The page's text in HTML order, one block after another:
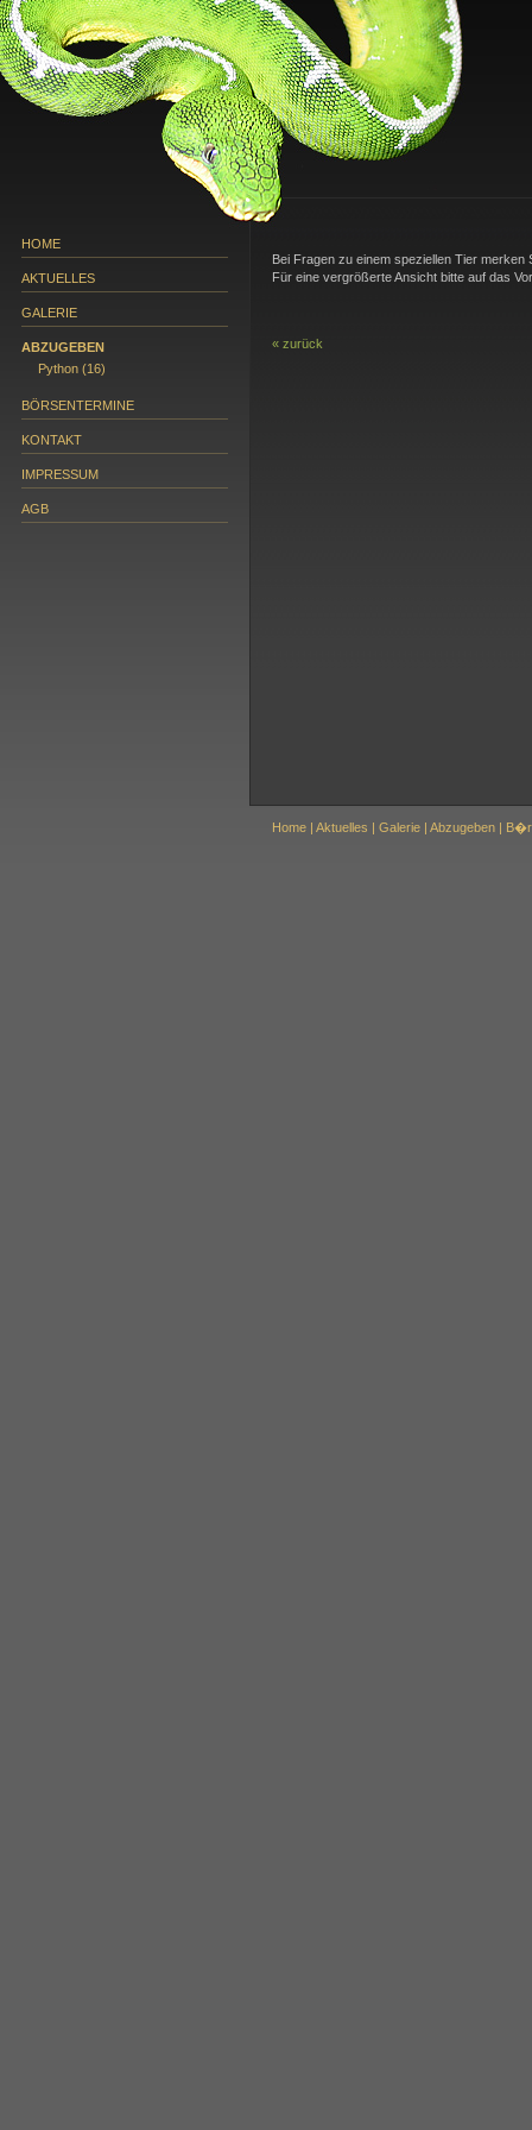
HOME
AKTUELLES
GALERIE
ABZUGEBEN
Python (16)
BÖRSENTERMINE
KONTAKT
IMPRESSUM
AGB
Bei Fragen zu einem speziellen Tier merken
Für eine vergrößerte Ansicht bitte auf das
« zurück
Home | Aktuelles | Galerie | Abzugeben |